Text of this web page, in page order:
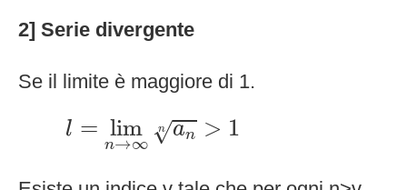
2] Serie divergente
Se il limite è maggiore di 1.
l = lim
n→∞
n
√an > 1
l limn ∞an n> 1